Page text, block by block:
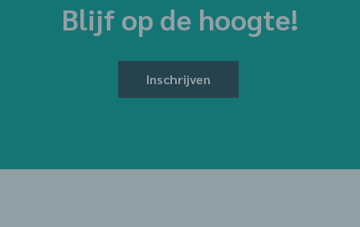
Blijf op de hoogte!
Inschrijven